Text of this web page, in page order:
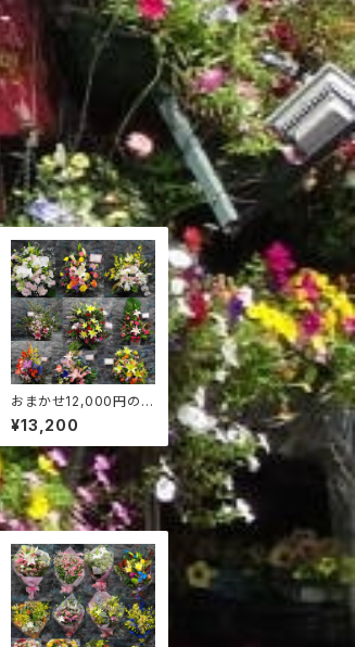
おまかせ12,000円のア
レンジ花
¥13,200